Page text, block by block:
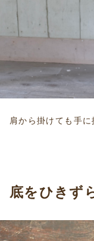
肩から掛けても手
底をひきず